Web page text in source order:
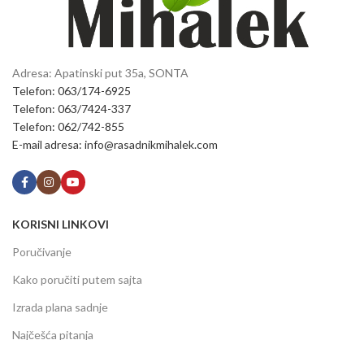
Adresa: Apatinski put 35a, SONTA
Telefon: 063/174-6925
Telefon: 063/7424-337
Telefon: 062/742-855
E-mail adresa: info@rasadnikmihalek.com
KORISNI LINKOVI
Poručivanje
Kako poručiti putem sajta
Izrada plana sadnje
Najčešća pitanja